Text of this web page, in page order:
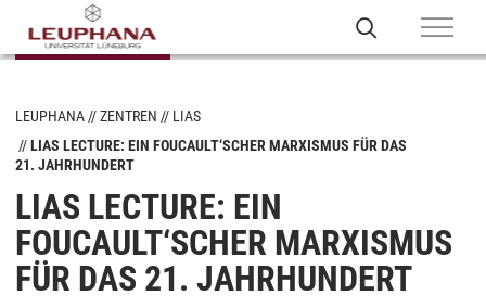
LEUPHANA ZENTREN
LIAS
LIAS LECTURE: EIN FOUCAULT‘SCHER MARXISMUS FÜR DAS
21. JAHRHUNDERT
LIAS LECTURE: EIN
FOUCAULT‘SCHER MARXISMUS
FÜR DAS 21. JAHRHUNDERT